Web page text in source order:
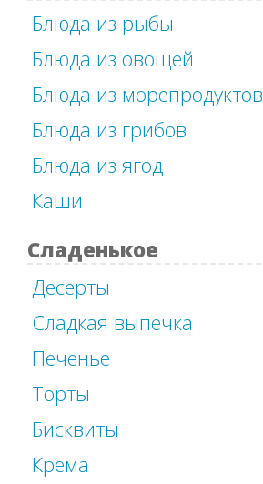
Блюда из рыбы
Блюда из овощей
Блюда из морепродуктов
Блюда из грибов
Блюда из ягод
Каши
Сладенькое
Десерты
Сладкая выпечка
Печенье
Торты
Бисквиты
Крема